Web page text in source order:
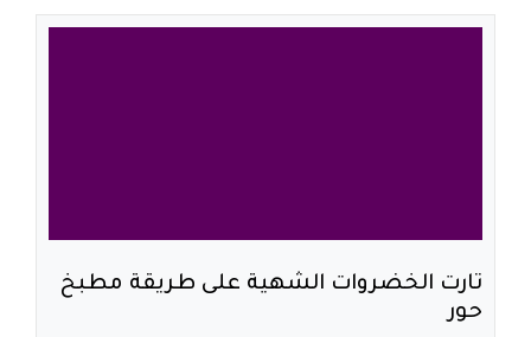
تارت الخضروات الشهية على طريقة مطبخ
حور